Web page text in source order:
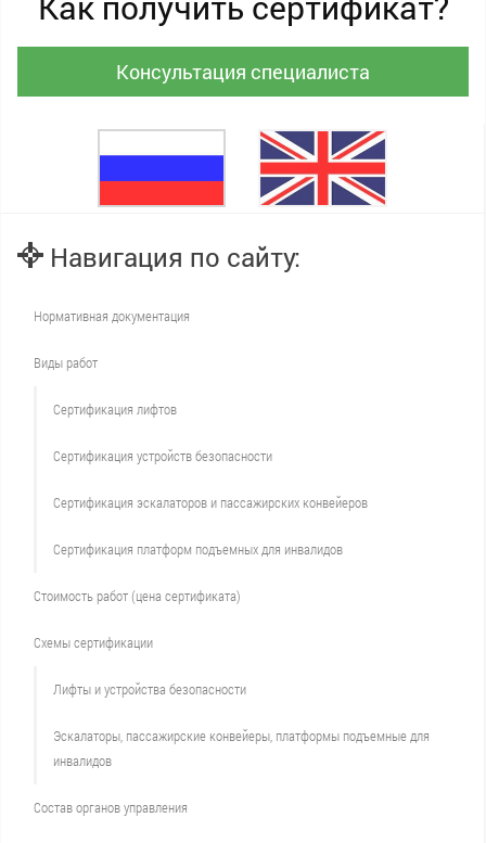
Консультация специалиста
Навигация по сайту:
Нормативная документация
Виды работ
Сертификация лифтов
Сертификация устройств безопасности
Сертификация эскалаторов и пассажирских конвейеров
Сертификация платформ подъемных для инвалидов
Стоимость работ (цена сертификата)
Схемы сертификации
Лифты и устройства безопасности
Эскалаторы, пассажирские конвейеры, платформы подъемные для
инвалидов
Состав органов управления